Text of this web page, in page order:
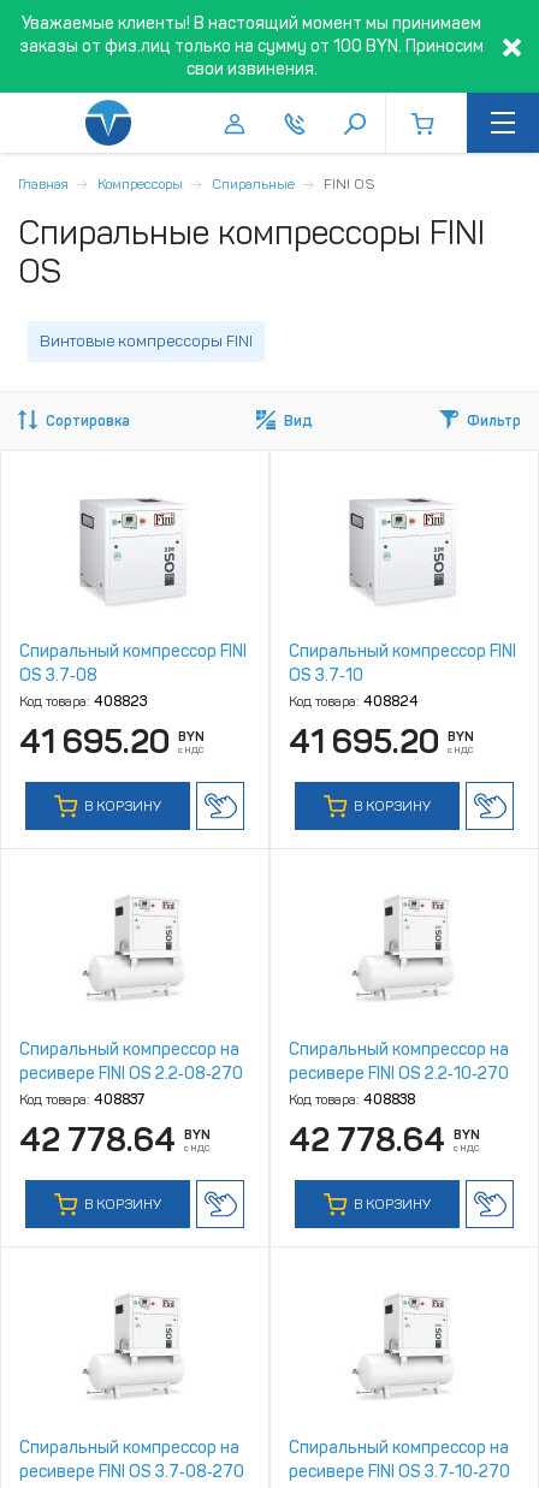
Уважаемые клиенты! В настоящий момент мы принимаем
заказы от физ.лиц только на сумму от 100 BYN. Приносим
свои извинения.
Главная Компрессоры Спиральные FINI OS
Спиральные компрессоры FINI
OS
Винтовые компрессоры FINI
Сортировка Вид Фильтр
Спиральный компрессор FINI
OS 3.7‑08
Код товара: 408823
41 695.20 BYN
с НДС
В КОРЗИНУ
Спиральный компрессор FINI
OS 3.7‑10
Код товара: 408824
41 695.20 BYN
с НДС
В КОРЗИНУ
Спиральный компрессор на
ресивере FINI OS 2.2‑08‑270
Код товара: 408837
42 778.64 BYN
с НДС
В КОРЗИНУ
Спиральный компрессор на
ресивере FINI OS 2.2‑10‑270
Код товара: 408838
42 778.64 BYN
с НДС
В КОРЗИНУ
Спиральный компрессор на
ресивере FINI OS 3.7‑08‑270
Спиральный компрессор на
ресивере FINI OS 3.7‑10‑270